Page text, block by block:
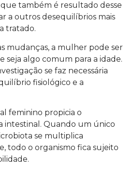
também é resultado desse
a outros desequilíbrios mais
tratado.
mudanças, a mulher pode ser
seja algo comum para a idade.
se faz necessária
fisiológico e a
feminino propicia o
intestinal. Quando um único
se multiplica
todo o organismo fica sujeito